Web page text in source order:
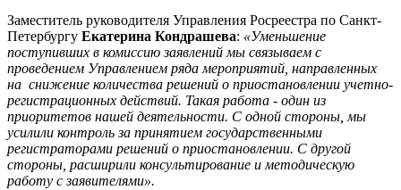
Заместитель руководителя Управления Росреестра по Санкт-
Петербургу Екатерина Кондрашева: «Уменьшение
поступивших в комиссию заявлений мы связываем с
проведением Управлением ряда мероприятий, направленных
на снижение количества решений о приостановлении учетно-
регистрационных действий. Такая работа - один из
приоритетов нашей деятельности. С одной стороны, мы
усилили контроль за принятием государственными
регистраторами решений о приостановлении. С другой
стороны, расширили консультирование и методическую
работу с заявителями».